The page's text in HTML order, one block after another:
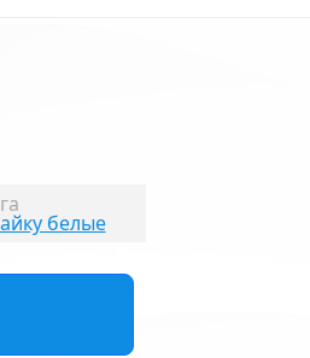
белые